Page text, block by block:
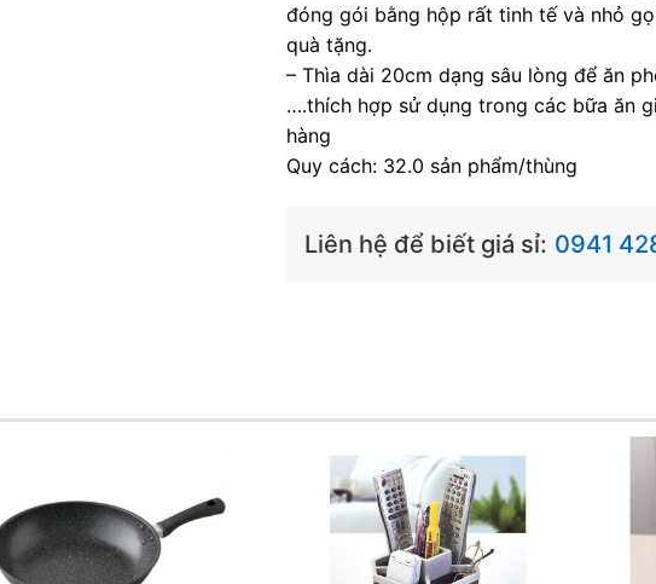
đóng gói bằng hộp rất tinh tế và nhỏ
quà tặng.
– Thìa dài 20cm dạng sâu lòng để ăn
….thích hợp sử dụng trong các bữa ăn
hàng
Quy cách: 32.0 sản phẩm/thùng
Liên hệ để biết giá sỉ: 0941